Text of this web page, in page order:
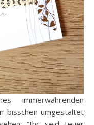
immerwährenden
bisschen umgestaltet